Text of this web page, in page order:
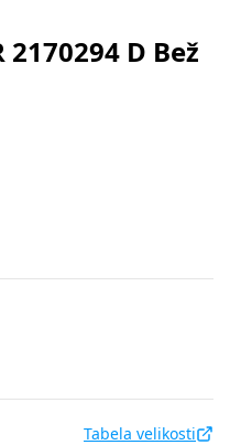
D Bež
Tabela velikosti